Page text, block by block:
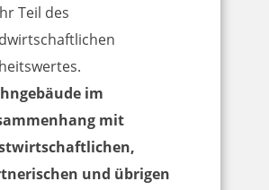
Teil des
im
mit
und übrigen